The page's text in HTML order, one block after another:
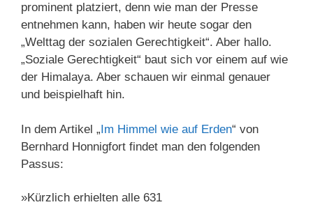
prominent platziert, denn wie man der Presse
entnehmen kann, haben wir heute sogar den
„Welttag der sozialen Gerechtigkeit“. Aber hallo.
„Soziale Gerechtigkeit“ baut sich vor einem auf wie
der Himalaya. Aber schauen wir einmal genauer
und beispielhaft hin.
In dem Artikel „ Im Himmel wie auf Erden“ von
Bernhard Honnigfort findet man den folgenden
Passus:
»Kürzlich erhielten alle 631